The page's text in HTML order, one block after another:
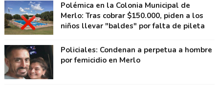
Polémica en la Colonia Municipal de
Merlo: Tras cobrar $150.000, piden a los
niños llevar "baldes" por falta de pileta
Policiales: Condenan a perpetua a hombre
por femicidio en Merlo